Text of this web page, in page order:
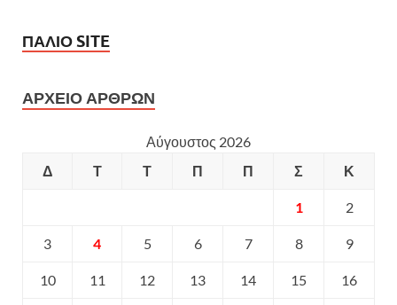
ΠΑΛΙΟ SITE
ΑΡΧΕΙΟ ΑΡΘΡΩΝ
Αύγουστος 2026
Δ
Τ Τ Π Π Σ Κ
1 2
3 4 5 6 7 8 9
10 11 12 13 14 15 16